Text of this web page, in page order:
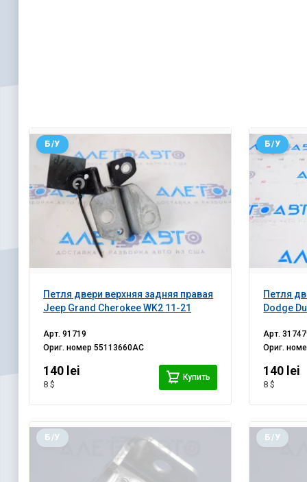
Петля двери верхняя задняя правая
Jeep Grand Cherokee WK2 11-21
Б/У
Арт.91719
Ориг. номер55113660AC
140 lei
8 $
Купить
Петля
Dodge
Б/У
Арт.
Ориг.
140 lei
8 $
Б/У Б/У